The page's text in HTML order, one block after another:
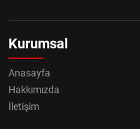
Kurumsal
Anasayfa
Hakkımızda
İletişim